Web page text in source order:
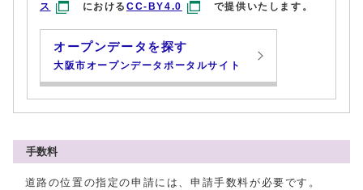
ス
におけるCC-BY4.0 で提供いたします。
オープンデータを探す
大阪市オープンデータポータルサイト
手数料
道路の位置の指定の申請には、申請手数料が必要です。